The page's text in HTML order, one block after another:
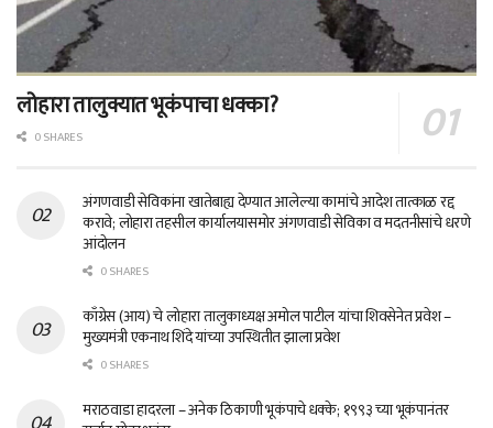
लोहारा तालुक्यात भूकंपाचा धक्का?
0 SHARES
अंगणवाडी सेविकांना खातेबाह्य देण्यात आलेल्या कामांचे आदेश तात्काळ रद्द
करावे; लोहारा तहसील कार्यालयासमोर अंगणवाडी सेविका व मदतनीसांचे धरणे
आंदोलन
0 SHARES
काँग्रेस (आय) चे लोहारा तालुकाध्यक्ष अमोल पाटील यांचा शिवसेनेत प्रवेश –
मुख्यमंत्री एकनाथ शिंदे यांच्या उपस्थितीत झाला प्रवेश
0 SHARES
मराठवाडा हादरला – अनेक ठिकाणी भूकंपाचे धक्के; १९९३ च्या भूकंपानंतर